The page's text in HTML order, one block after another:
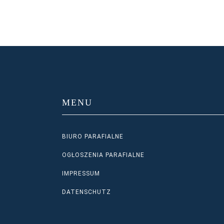
MENU
BIURO PARAFIALNE
OGŁOSZENIA PARAFIALNE
IMPRESSUM
DATENSCHUTZ